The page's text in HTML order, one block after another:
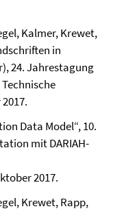
Kalmer, Krewet,
in
24. Jahrestagung
Data Model“, 10.
mit DARIAH-
2017.
Krewet, Rapp,